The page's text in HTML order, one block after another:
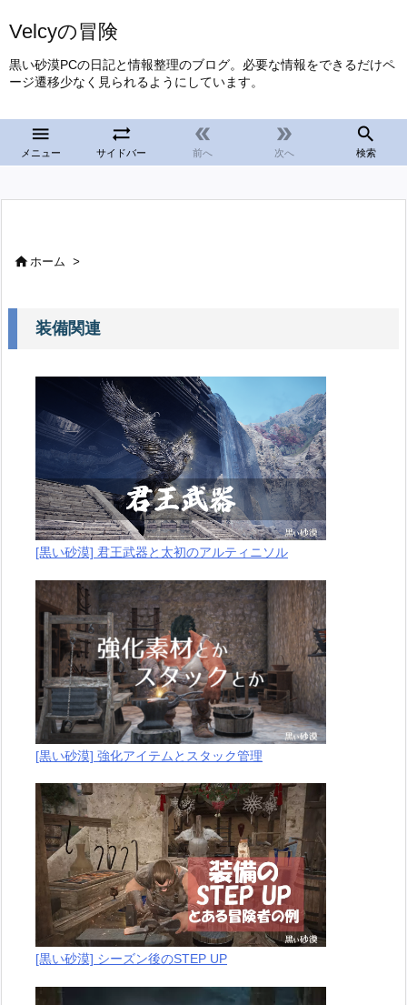
Velcyの冒険
黒い砂漠PCの日記と情報整理のブログ。必要な情報をできるだけペ
ージ遷移少なく見られるようにしています。

メニュー

サイドバー

前へ

次へ

検索
ホーム >
装備関連
[黒い砂漠] 君王武器と太初のアルティニソル
[黒い砂漠] 強化アイテムとスタック管理
[黒い砂漠] シーズン後のSTEP UP